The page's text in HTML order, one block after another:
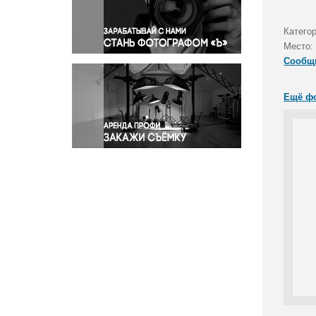
Правосудие
Происшествия и конфликты
Религия
Светская жизнь
Спорт
Экология
Экономика и бизнес
Место:
Ещё